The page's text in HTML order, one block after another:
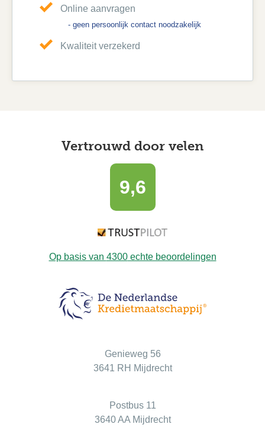
Online aanvragen
- geen persoonlijk contact noodzakelijk
Kwaliteit verzekerd
Vertrouwd door velen
9,6
Op basis van 4300echte beoordelingen
Genieweg 56
3641 RH Mijdrecht
Postbus 11
3640 AA Mijdrecht